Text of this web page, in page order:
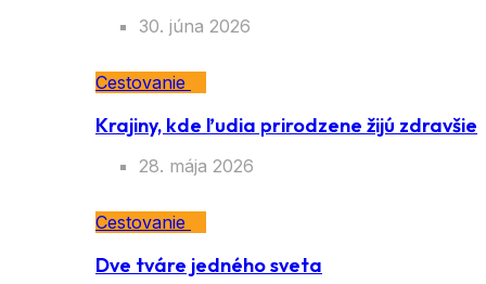
30. júna 2026
Cestovanie
Krajiny, kde ľudia prirodzene žijú zdravšie
28. mája 2026
Cestovanie
Dve tváre jedného sveta